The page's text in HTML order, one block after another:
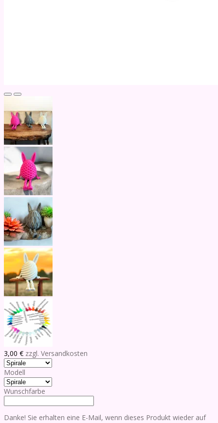
3,00 € zzgl. Versandkosten
Modell
Wunschfarbe
Danke! Sie erhalten eine E-Mail, wenn dieses Produkt wieder auf